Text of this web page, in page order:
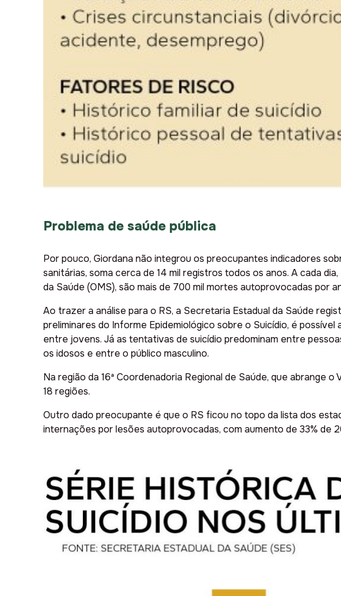
Problema de saúde pública
Por pouco, Giordana não integrou os preocupantes indicadores
sanitárias, soma cerca de 14 mil registros todos os anos. A cada
da Saúde (OMS), são mais de 700 mil mortes autoprovocadas por
Ao trazer a análise para o RS, a Secretaria Estadual da Saúde
preliminares do Informe Epidemiológico sobre o Suicídio, é
entre jovens. Já as tentativas de suicídio predominam entre
os idosos e entre o público masculino.
Na região da 16ª Coordenadoria Regional de Saúde, que abrange
18 regiões.
Outro dado preocupante é que o RS ficou no topo da lista dos
internações por lesões autoprovocadas, com aumento de 33% de